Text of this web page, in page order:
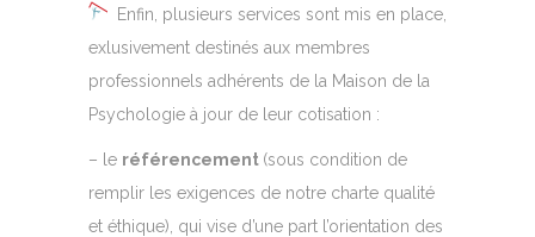
Enfin, plusieurs services sont mis en place,
exlusivement destinés aux membres
professionnels adhérents de la Maison de la
Psychologie à jour de leur cotisation :
– le référencement (sous condition de
remplir les exigences de notre charte qualité
et éthique), qui vise d’une part l’orientation des